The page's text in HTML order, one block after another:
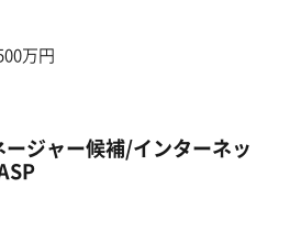
万円
ジャー候補/インターネッ